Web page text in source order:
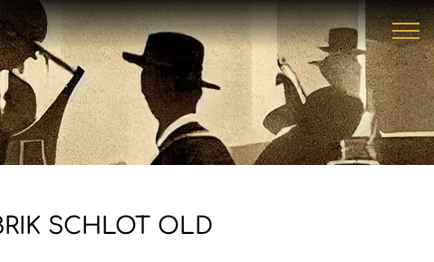
SCHLOT OLD